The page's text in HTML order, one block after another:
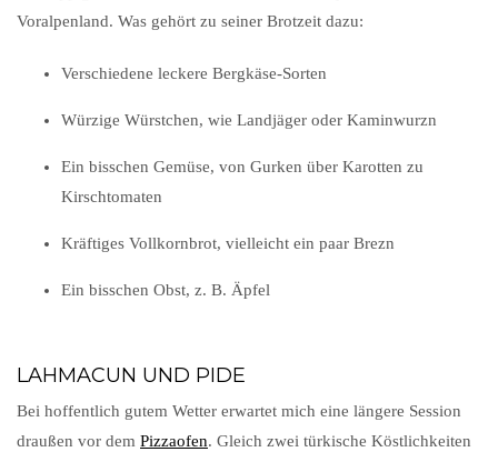
Voralpenland. Was gehört zu seiner Brotzeit dazu:
Verschiedene leckere Bergkäse-Sorten
Würzige Würstchen, wie Landjäger oder Kaminwurzn
Ein bisschen Gemüse, von Gurken über Karotten zu
Kirschtomaten
Kräftiges Vollkornbrot, vielleicht ein paar Brezn
Ein bisschen Obst, z. B. Äpfel
LAHMACUN UND PIDE
Bei hoffentlich gutem Wetter erwartet mich eine längere Session
draußen vor dem Pizzaofen. Gleich zwei türkische Köstlichkeiten